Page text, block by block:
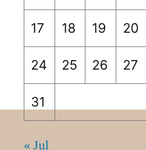
17 18 19 20
24 25 26 27
31
« Jul